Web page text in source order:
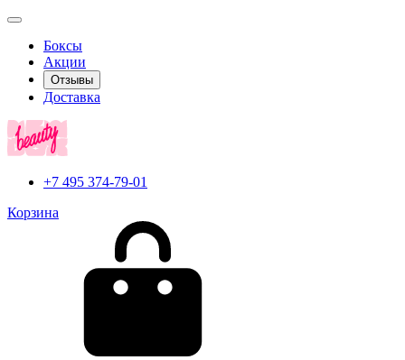
Боксы
Акции
Отзывы
Доставка
+7 495 374-79-01
Корзина